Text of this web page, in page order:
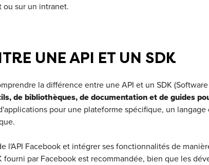
sur un intranet.
UNE API ET UN SDK
la différence entre une API et un SDK
de bibliothèques, de documentation et de guides
pour une plateforme spécifique, un langage
l'API Facebook et intégrer ses fonctionnalités de
par Facebook est recommandée, bien que les